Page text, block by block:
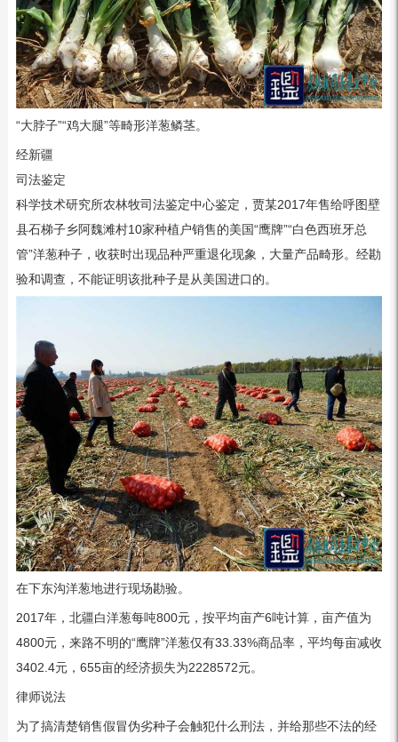
“大脖子”“鸡大腿”等畸形洋葱鳞茎。
经新疆
司法鉴定
科学技术研究所农林牧司法鉴定中心鉴定，贾某2017年售给呼图壁
县石梯子乡阿魏滩村10家种植户销售的美国“鹰牌”“白色西班牙总
管”洋葱种子，收获时出现品种严重退化现象，大量产品畸形。经勘
验和调查，不能证明该批种子是从美国进口的。
在下东沟洋葱地进行现场勘验。
2017年，北疆白洋葱每吨800元，按平均亩产6吨计算，亩产值为
4800元，来路不明的“鹰牌”洋葱仅有33.33%商品率，平均每亩减收
3402.4元，655亩的经济损失为2228572元。
律师说法
为了搞清楚销售假冒伪劣种子会触犯什么刑法，并给那些不法的经